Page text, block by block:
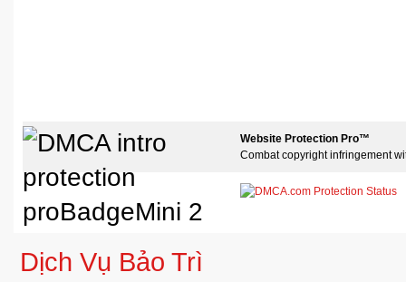
Website Protection Pro™
Combat copyright infringement
Dịch Vụ Bảo Trì